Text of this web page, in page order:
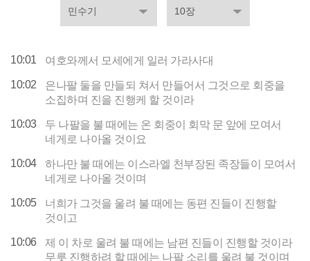
10:01 여호와께서 모세에게 일러 가라사대
10:02
은나팔 둘을 만들되 쳐서 만들어서 그것으로 회중을
소집하며 진을 진행케 할 것이라
10:03
두 나팔을 불 때에는 온 회중이 회막 문 앞에 모여서
네게로 나아올 것이요
10:04
하나만 불 때에는 이스라엘 천부장된 족장들이 모여서
네게로 나아올 것이며
10:05
너희가 그것을 울려 불 때에는 동편 진들이 진행할
것이고
10:06
제 이 차로 울려 불 때에는 남편 진들이 진행할 것이라
무릇 진행하려 할 때에는 나팔 소리를 울려 불 것이며